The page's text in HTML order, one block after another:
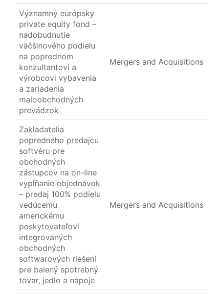
Významný európsky
private equity fond –
nadobudnutie
väčšinového podielu
na poprednom
konzultantovi a
výrobcovi vybavenia
a zariadenia
maloobchodných
prevádzok
Mergers and Acquisitions
Zakladatelia
popredného predajcu
softvéru pre
obchodných
zástupcov na on-line
vypĺňanie objednávok
– predaj 100% podielu
vedúcemu
americkému
poskytovateľovi
integrovaných
obchodných
softwarových riešení
pre balený spotrebný
tovar, jedlo a nápoje
Mergers and Acquisitions